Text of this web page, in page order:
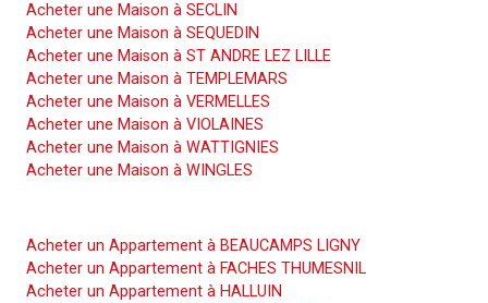
Acheter une Maison à SECLIN
Acheter une Maison à SEQUEDIN
Acheter une Maison à ST ANDRE LEZ LILLE
Acheter une Maison à TEMPLEMARS
Acheter une Maison à VERMELLES
Acheter une Maison à VIOLAINES
Acheter une Maison à WATTIGNIES
Acheter une Maison à WINGLES
Acheter un Appartement à BEAUCAMPS LIGNY
Acheter un Appartement à FACHES THUMESNIL
Acheter un Appartement à HALLUIN